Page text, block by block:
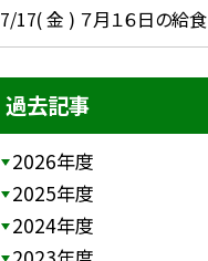
7/17( 金 ) ７月１６日の給食
過去記事
2026年度
2025年度
2024年度